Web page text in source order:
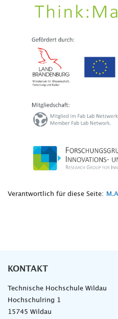
Verantwortlich für diese Seite:
KONTAKT
Technische Hochschule Wildau
Hochschulring 1
15745 Wildau